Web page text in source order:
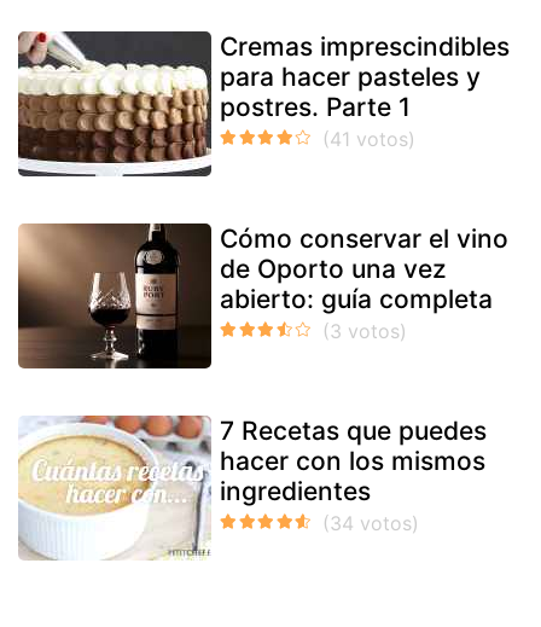
Cremas imprescindibles
para hacer pasteles y
postres. Parte 1
Cómo conservar el vino
de Oporto una vez
abierto: guía completa
7 Recetas que puedes
hacer con los mismos
ingredientes